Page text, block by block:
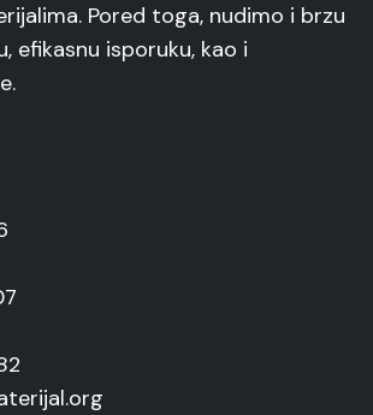
Pored toga, nudimo i brzu
efikasnu isporuku, kao i